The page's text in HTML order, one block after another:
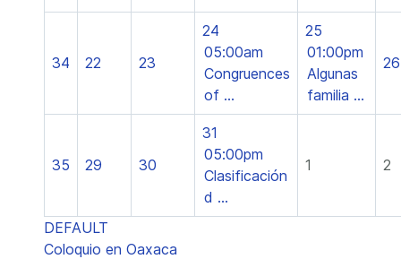
34 22 23
24
05:00am
Congruences
of ...
25
01:00pm
Algunas
familia ...
26
35 29 30
31
05:00pm
Clasificación
d ...
1 2
DEFAULT
Coloquio en Oaxaca